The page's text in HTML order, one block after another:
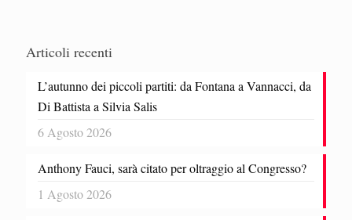
Articoli recenti
L’autunno dei piccoli partiti: da Fontana a Vannacci, da
Di Battista a Silvia Salis
6 Agosto 2026
Anthony Fauci, sarà citato per oltraggio al Congresso?
1 Agosto 2026